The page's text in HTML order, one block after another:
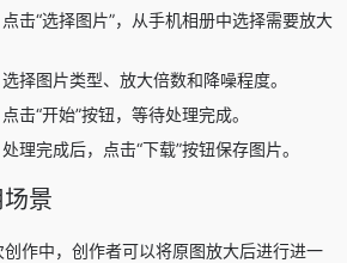
点击“选择图片”，从手机相册中选择需要放大
选择图片类型、放大倍数和降噪程度。
点击“开始”按钮，等待处理完成。
处理完成后，点击“下载”按钮保存图片。
景
创作中，创作者可以将原图放大后进行进一